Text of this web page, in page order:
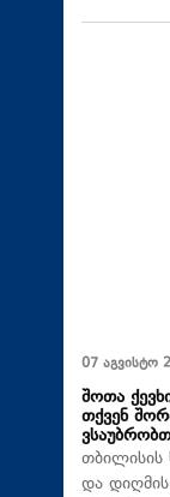
07 აგვისტო
შოთა
თქვენ
თბილისის
და